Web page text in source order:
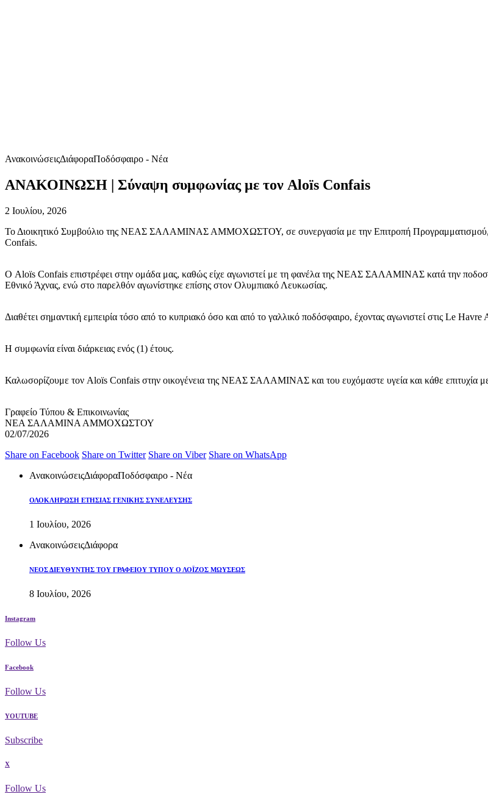
ΑνακοινώσειςΔιάφοραΠοδόσφαιρο - Νέα
ΑΝΑΚΟΙΝΩΣΗ | Σύναψη συμφωνίας με τον Aloïs Confais
2 Ιουλίου, 2026
Το Διοικητικό Συμβούλιο της ΝΕΑΣ ΣΑΛΑΜΙΝΑΣ ΑΜΜΟΧΩΣΤΟΥ, σε συνεργασία με την Επιτροπή Προγραμματισμού,
Confais.
Ο Aloïs Confais επιστρέφει στην ομάδα μας, καθώς είχε αγωνιστεί με τη φανέλα της ΝΕΑΣ ΣΑΛΑΜΙΝΑΣ κατά την
Εθνικό Άχνας, ενώ στο παρελθόν αγωνίστηκε επίσης στον Ολυμπιακό Λευκωσίας.
Διαθέτει σημαντική εμπειρία τόσο από το κυπριακό όσο και από το γαλλικό ποδόσφαιρο, έχοντας αγωνιστεί στις Le
Η συμφωνία είναι διάρκειας ενός (1) έτους.
Καλωσορίζουμε τον Aloïs Confais στην οικογένεια της ΝΕΑΣ ΣΑΛΑΜΙΝΑΣ και του ευχόμαστε υγεία και κάθε επιτυχία
Γραφείο Τύπου & Επικοινωνίας
ΝΕΑ ΣΑΛΑΜΙΝΑ ΑΜΜΟΧΩΣΤΟΥ
02/07/2026
Share on Facebook Share on Twitter Share on Viber Share on WhatsApp
ΑνακοινώσειςΔιάφοραΠοδόσφαιρο - Νέα
ΟΛΟΚΛΗΡΩΣΗ ΕΤΗΣΙΑΣ ΓΕΝΙΚΗΣ ΣΥΝΕΛΕΥΣΗΣ
1 Ιουλίου, 2026
ΑνακοινώσειςΔιάφορα
ΝΕΟΣ ΔΙΕΥΘΥΝΤΗΣ ΤΟΥ ΓΡΑΦΕΙΟΥ ΤΥΠΟΥ Ο ΛΟΪΖΟΣ ΜΩΥΣΕΩΣ
8 Ιουλίου, 2026
Instagram
Follow Us
Facebook
Follow Us
YOUTUBE
Subscribe
X
Follow Us